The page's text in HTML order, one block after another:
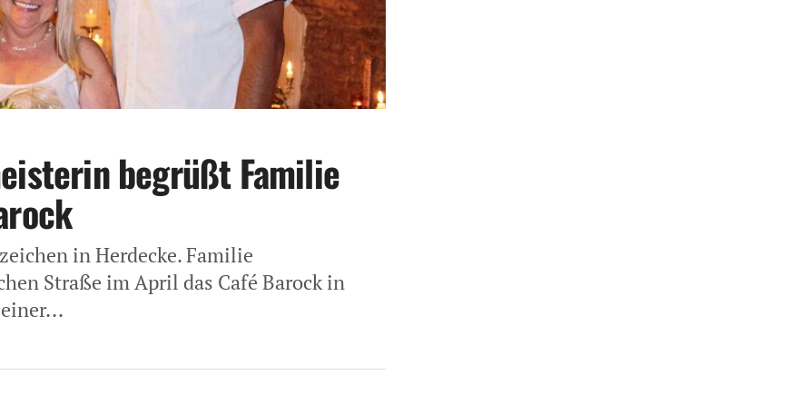
begrüßt Familie
in Herdecke. Familie
Straße im April das Café Barock in